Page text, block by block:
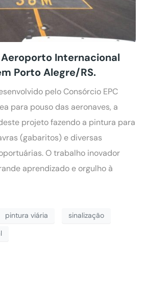
Internacional
Porto Alegre/RS.
pelo Consórcio EPC
para pouso das aeronaves, a
projeto fazendo a pintura para
(gabaritos) e diversas
O trabalho inovador
aprendizado e orgulho à
pintura viária
sinalização